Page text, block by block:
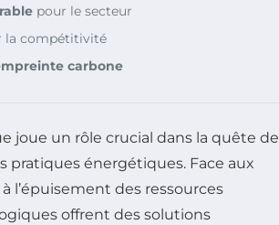
pour le secteur
la compétitivité
carbone
joue un rôle crucial dans la quête de
pratiques énergétiques. Face aux
l’épuisement des ressources
offrent des solutions